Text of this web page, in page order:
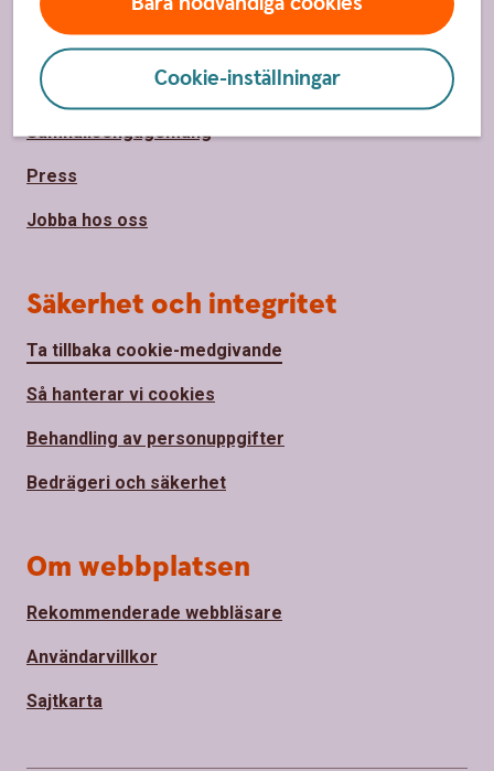
Cookie-inställningar
Om Sparbanken Mälardalen
Hållbarhet
Samhällsengagemang
Press
Jobba hos oss
Säkerhet och integritet
Ta tillbaka cookie-medgivande
Så hanterar vi cookies
Behandling av personuppgifter
Bedrägeri och säkerhet
Om webbplatsen
Rekommenderade webbläsare
Användarvillkor
Sajtkarta